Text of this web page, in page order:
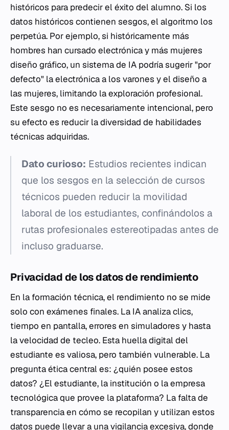
históricos para predecir el éxito del alumno. Si los
datos históricos contienen sesgos, el algoritmo los
perpetúa. Por ejemplo, si históricamente más
hombres han cursado electrónica y más mujeres
diseño gráfico, un sistema de IA podría sugerir "por
defecto" la electrónica a los varones y el diseño a
las mujeres, limitando la exploración profesional.
Este sesgo no es necesariamente intencional, pero
su efecto es reducir la diversidad de habilidades
técnicas adquiridas.
Dato curioso: Estudios recientes indican
que los sesgos en la selección de cursos
técnicos pueden reducir la movilidad
laboral de los estudiantes, confinándolos a
rutas profesionales estereotipadas antes de
incluso graduarse.
Privacidad de los datos de rendimiento
En la formación técnica, el rendimiento no se mide
solo con exámenes finales. La IA analiza clics,
tiempo en pantalla, errores en simuladores y hasta
la velocidad de tecleo. Esta huella digital del
estudiante es valiosa, pero también vulnerable. La
pregunta ética central es: ¿quién posee estos
datos? ¿El estudiante, la institución o la empresa
tecnológica que provee la plataforma? La falta de
transparencia en cómo se recopilan y utilizan estos
datos puede llevar a una vigilancia excesiva, donde